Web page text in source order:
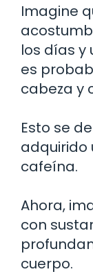
Imagine
los días y
es
cabeza y
Esto se
adquirido
cafeína.
Ahora,
con
cuerpo.